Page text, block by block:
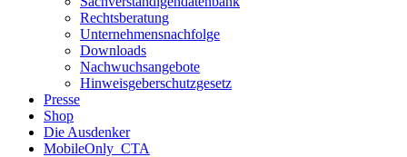
Rechtsberatung
Unternehmensnachfolge
Downloads
Nachwuchsangebote
Hinweisgeberschutzgesetz
Presse
Shop
Die Ausdenker
MobileOnly_CTA